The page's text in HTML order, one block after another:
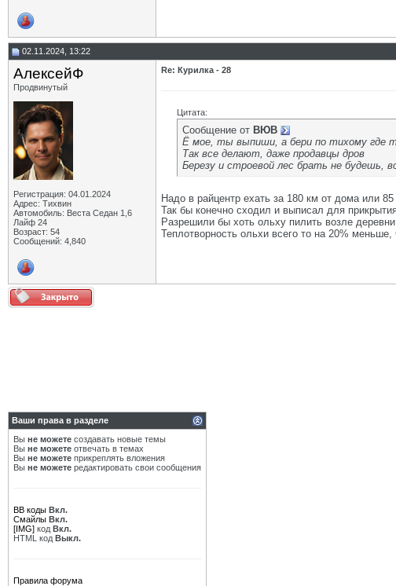
02.11.2024, 13:22
АлексейФ
Продвинутый
Регистрация: 04.01.2024
Адрес: Тихвин
Автомобиль: Веста Седан 1,6
Лайф 24
Возраст: 54
Сообщений: 4,840
Re: Курилка - 28
Цитата:
Сообщение от ВЮВ
Ё мое, ты выпиши, а бери по тихому где
Так все делают, даже продавцы дров
Березу и строевой лес брать не будешь,
Надо в райцентр ехать за 180 км от дома или
Так бы конечно сходил и выписал для
Разрешили бы хоть ольху пилить возле
Теплотворность ольхи всего то на 20%
Ваши права в разделе
Вы не можете создавать новые темы
Вы не можете отвечать в темах
Вы не можете прикреплять вложения
Вы не можете редактировать свои сообщения
BB коды Вкл.
Смайлы Вкл.
[IMG] код Вкл.
HTML код Выкл.
Правила форума